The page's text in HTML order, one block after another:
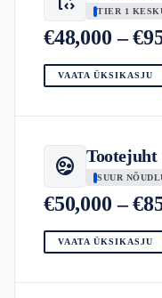
TIER 1
€48,000 –
VAATA ÜKSIKASJU
supervised_user_circle Tootejuht
SUUR
€50,000 –
VAATA ÜKSIKASJU